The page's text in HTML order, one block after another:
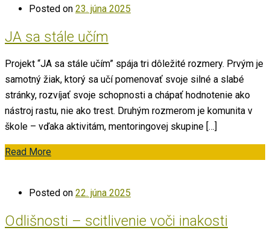
Posted on 23. júna 2025
JA sa stále učím
Projekt “JA sa stále učím” spája tri dôležité rozmery. Prvým je
samotný žiak, ktorý sa učí pomenovať svoje silné a slabé
stránky, rozvíjať svoje schopnosti a chápať hodnotenie ako
nástroj rastu, nie ako trest. Druhým rozmerom je komunita v
škole – vďaka aktivitám, mentoringovej skupine […]
Read More
Posted on 22. júna 2025
Odlišnosti – scitlivenie voči inakosti